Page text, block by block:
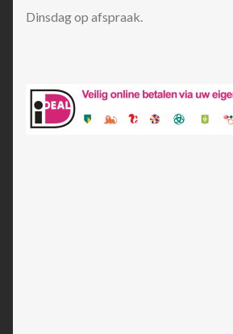
Dinsdag op afspraak.